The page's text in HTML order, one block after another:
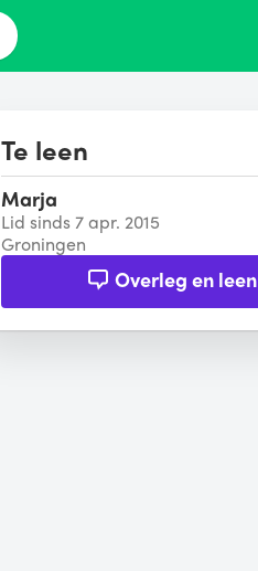
Te leen
Marja
Lid sinds 7 apr. 2015
Groningen
Overleg en leen